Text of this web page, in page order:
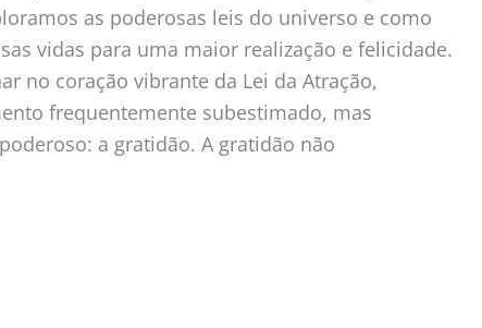
as poderosas leis do universo e como
vidas para uma maior realização e felicidade.
no coração vibrante da Lei da Atração,
frequentemente subestimado, mas
a gratidão. A gratidão não